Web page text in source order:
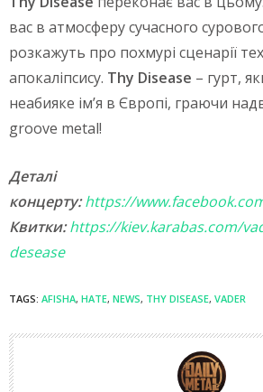
вас в атмосферу сучасного
розкажуть про похмурі сценарії
апокаліпсису. Thy Disease – гурт,
неабияке ім’я в Європі, граючи
groove metal!
Деталі
концерту: https://
Квитки: https://kiev.karabas.com/
desease
TAGS: AFISHA, HATE, NEWS, THY DISEASE, VADER